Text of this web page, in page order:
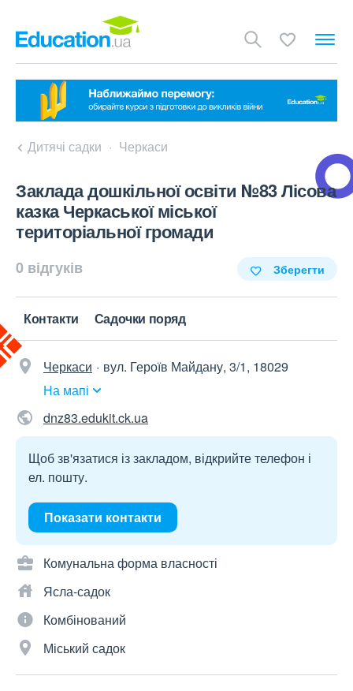
Дитячі садки Черкаси
Заклада дошкільної освіти №83 Лісова
казка Черкаської міської
територіальної громади
0 відгуків Зберегти
Контакти Садочки поряд
Черкаси
вул. Героїв Майдану, 3/1, 18029
На мапі
dnz83.edukit.ck.ua
Щоб зв'язатися із закладом, відкрийте телефон і
ел. пошту.
Показати контакти
Комунальна форма власності
Ясла-садок
Комбінований
Міський садок